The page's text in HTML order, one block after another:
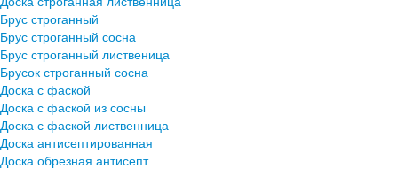
Брус строганный
Брус строганный сосна
Брус строганный лиственица
Брусок строганный сосна
Доска с фаской
Доска с фаской из сосны
Доска с фаской лиственница
Доска антисептированная
Доска обрезная антисепт